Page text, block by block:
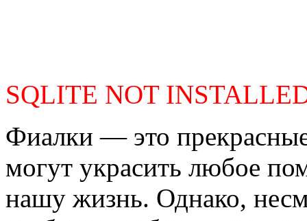
SQLITE NOT
Фиалки — это
могут украсить любое
нашу жизнь. Однако,